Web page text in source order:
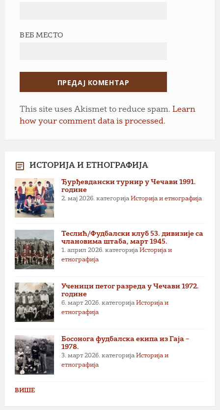
ВЕБ МЕСТО
This site uses Akismet to reduce spam. Learn
how your comment data is processed.
ИСТОРИЈА И ЕТНОГРАФИЈА
Ђурђевдански турнир у Чечави 1991.
године
2. мај 2026. категорија Историја и етнографија
Теслић/Фудбалски клуб 53. дивизије са
члановима штаба, март 1945.
1. април 2026. категорија Историја и
етнографија
Ученици петог разреда у Чечави 1972.
године
6. март 2026. категорија Историја и
етнографија
Босонога фудбалска екипа из Гаја –
1978.
3. март 2026. категорија Историја и
етнографија
ВИШЕ